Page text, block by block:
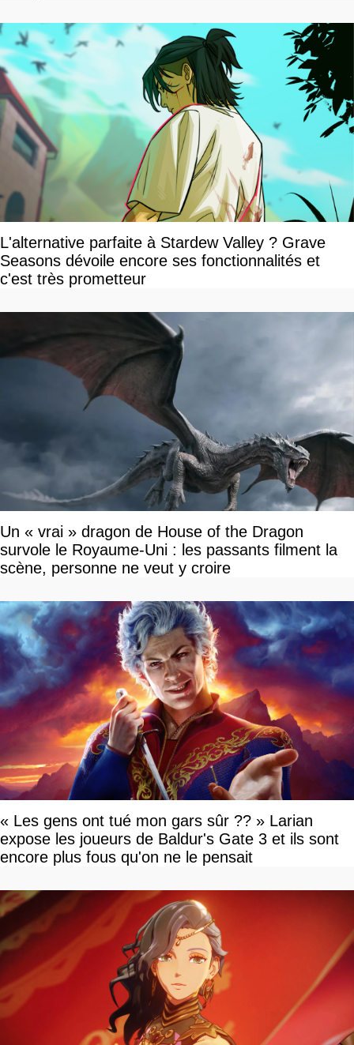
L'alternative parfaite à Stardew Valley ? Grave
Seasons dévoile encore ses fonctionnalités et
c'est très prometteur
Un « vrai » dragon de House of the Dragon
survole le Royaume-Uni : les passants filment la
scène, personne ne veut y croire
« Les gens ont tué mon gars sûr ?? » Larian
expose les joueurs de Baldur's Gate 3 et ils sont
encore plus fous qu'on ne le pensait